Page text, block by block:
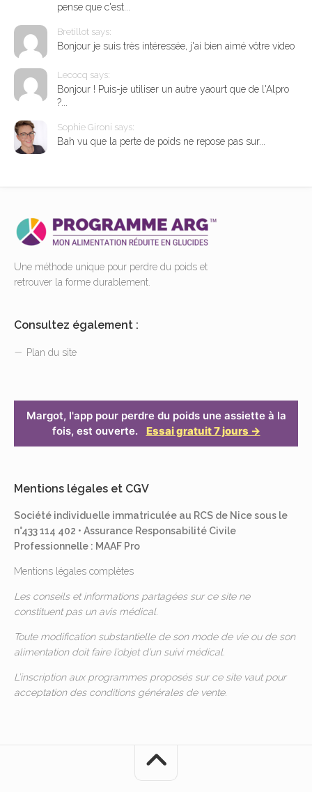
pense que c'est...
Bretillot says:
Bonjour je suis très intéressée, j'ai bien aimé vôtre video
Lecocq says:
Bonjour ! Puis-je utiliser un autre yaourt que de l'Alpro
?...
Sophie Gironi says:
Bah vu que la perte de poids ne repose pas sur...
Une méthode unique pour perdre du poids et
retrouver la forme durablement.
Consultez également :
Plan du site
Margot, l'app pour perdre du poids une assiette à la
fois, est ouverte.
Essai gratuit 7 jours →
Mentions légales et CGV
Société individuelle immatriculée au RCS de Nice sous le
n°433 114 402 • Assurance Responsabilité Civile
Professionnelle : MAAF Pro
Mentions légales complètes
Les conseils et informations partagées sur ce site ne
constituent pas un avis médical.
Toute modification substantielle de son mode de vie ou de son
alimentation doit faire l’objet d’un suivi médical.
L’inscription aux programmes proposés sur ce site vaut pour
acceptation des conditions générales de vente.